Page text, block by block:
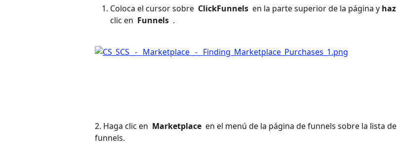
Coloca el cursor sobre ClickFunnels en la parte superior de la página y haz
clic en Funnels .
2. Haga clic en Marketplace en el menú de la página de funnels sobre la lista de
funnels.